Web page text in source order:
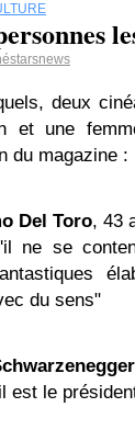
deux
et une
du magazine :
Del Toro, 43
ne se
du sens"
est le